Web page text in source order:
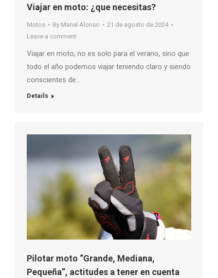
Viajar en moto: ¿que necesitas?
Motos By Manel Alonso
21 de agosto de 2024
Leave a comment
Viajar en moto, no es solo para el verano, sino que
todo el año podemos viajar teniendo claro y siendo
conscientes de…
Details
Pilotar moto “Grande, Mediana,
Pequeña”, actitudes a tener en cuenta